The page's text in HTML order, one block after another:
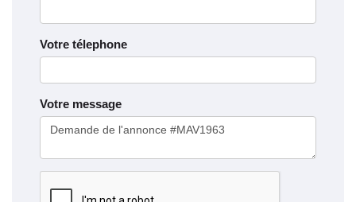
Votre télephone
Votre message